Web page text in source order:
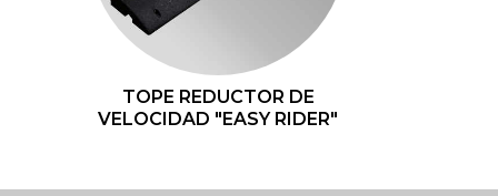
TOPE REDUCTOR DE
VELOCIDAD "EASY RIDER"